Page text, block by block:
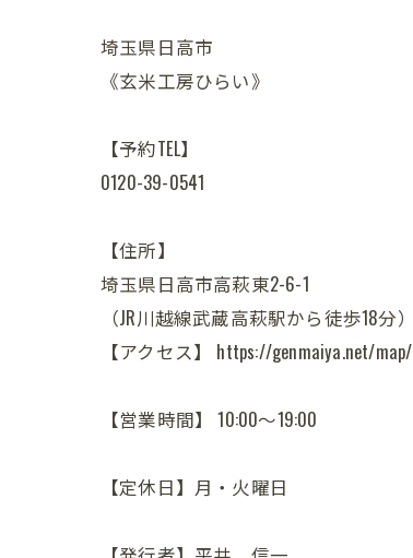
埼玉県日高市
《玄米工房ひらい》
【予約TEL】
0120-39-0541
【住所】
埼玉県日高市高萩東2-6-1
（JR川越線武蔵高萩駅から徒歩18分）
【アクセス】 https://genmaiya.net/map/
【営業時間】 10:00～19:00
【定休日】月・火曜日